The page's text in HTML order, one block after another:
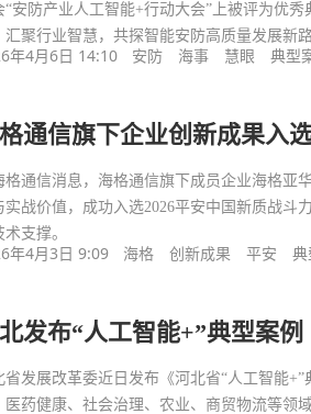
“安防产业人工智能+行动大会”上被评为优
汇聚行业智慧，共探智能安防高质量发展
年4月6日 14:10 安防 海事 慧眼 典型
通信旗下企业创新成果入
格通信消息，海格通信旗下成员企业海格亚
实战价值，成功入选2026平安中国新质战斗
术支撑。
年4月3日 9:09 海格 创新成果 平安
发布“人工智能+”典型案例
省发展改革委近日发布《河北省“人工智能
医药健康、社会治理、农业、商贸物流等领